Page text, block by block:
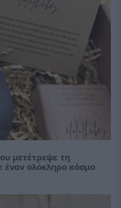
μετέτρεψε τη
έναν ολόκληρο κόσμο